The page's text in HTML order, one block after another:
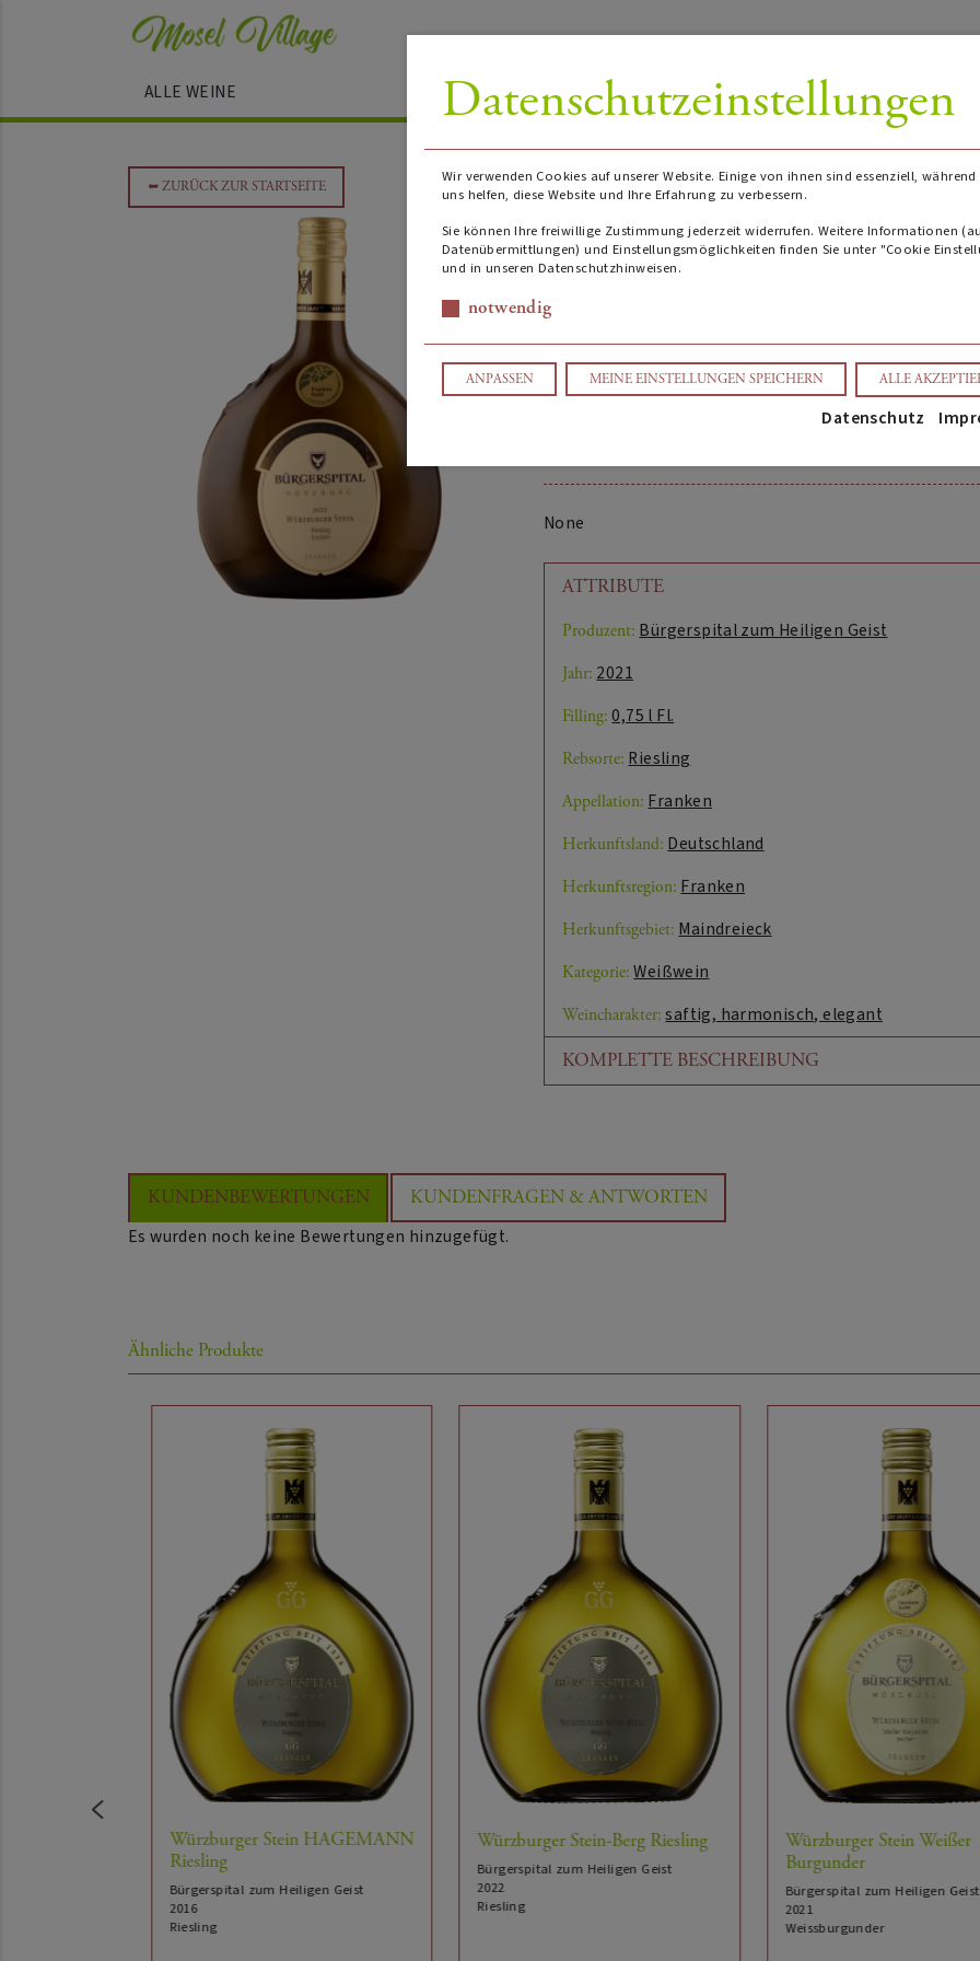
ALLE WEINE
➥ZURÜCK ZUR STARTSEITE
Würzburger Stein Riesling
Falstaff Bewertung: 92
AUF ANFRAGE
None
ATTRIBUTE
Produzent: Bürgerspital zum Heiligen Geist
Jahr: 2021
Filling: 0,75 l Fl.
Rebsorte: Riesling
Appellation: Franken
Herkunftsland: Deutschland
Herkunftsregion: Franken
Herkunftsgebiet: Maindreieck
Kategorie: Weißwein
Weincharakter: saftig, harmonisch, elegant
KOMPLETTE BESCHREIBUNG
integrierte lebendige Säure, feine Würze, schöne
- Falstaff, 07.12.2022)
Wein Titel:
Land: Deutschland
Herkunftsregion:
Gebiet:Maindreieck
Produzent: Bürgerspital zum Heiligen Geist
Kategorie:Weißwein
Weincharakter: saftig, harmonisch, elegant
Appellation: Franken QW
Glas:Weißwein
optimale Trinktemperatur (°C), von:6
optimale Trinktemperatur (°C), bis:
KUNDENBEWERTUNGEN
KUNDENFRAGEN & ANTWORTEN
Es wurden noch keine Bewertungen hinzugefügt.
Ähnliche Produkte
Würzburger Stein HAGEMANN
Riesling
Bürgerspital zum Heiligen Geist
2016
Riesling
Würzburger Stein-Berg Riesling
Bürgerspital zum Heiligen Geist
2022
Riesling
Würzburger Stein Weißer
Burgunder
Bürgerspital zum Heiligen Geist
2021
Weissburgunder
Datenschutzeinstellungen
Wir verwenden Cookies auf unserer Website. Einige von ihnen sind essenziell,
uns helfen, diese Website und Ihre Erfahrung zu verbessern.
Sie können Ihre freiwillige Zustimmung jederzeit widerrufen. Weitere Informationen
Datenübermittlungen) und Einstellungsmöglichkeiten finden Sie unter "Cookie
und in unseren Datenschutzhinweisen.
notwendig
ANPASSEN MEINE EINSTELLUNGEN SPEICHERN ALLE
Datenschutz